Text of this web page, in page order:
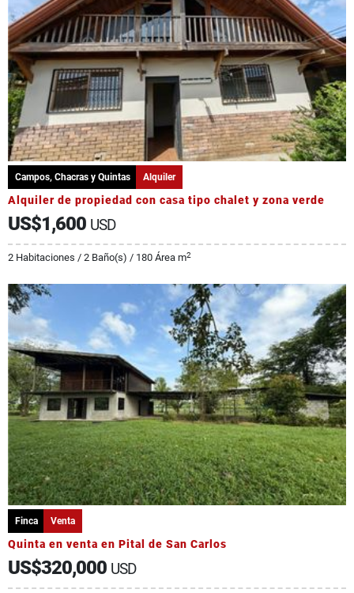
Campos, Chacras y Quintas Alquiler
Alquiler de propiedad con casa tipo chalet y zona verde
US$1,600 USD
2 Habitaciones / 2 Baño(s) / 180 Área m2
Finca Venta
Quinta en venta en Pital de San Carlos
US$320,000 USD